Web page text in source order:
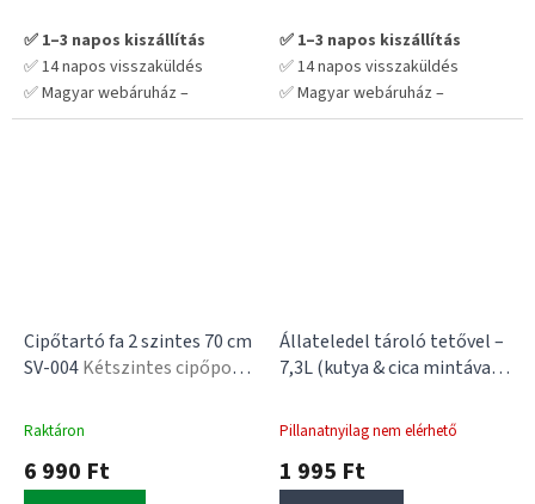
✅ 1–3 napos kiszállítás
✅ 14 napos visszaküldés
✅ Magyar webáruház –
megbízható forrás
✅ 1–3 napos kiszállítás
✅ 14 napos visszaküldés
✅ Magyar webáruház –
megbízható forrás
Cipőtartó fa 2 szintes 70 cm
SV-004Kétszintes cipőpolc,
70×27,5×30,5 cm
Raktáron
6 990 Ft
Állateledel tároló tetővel –
7,3L (kutya & cica mintával)
| Frissen tartja az eledelt
Pillanatnyilag nem elérhető
1 995 Ft